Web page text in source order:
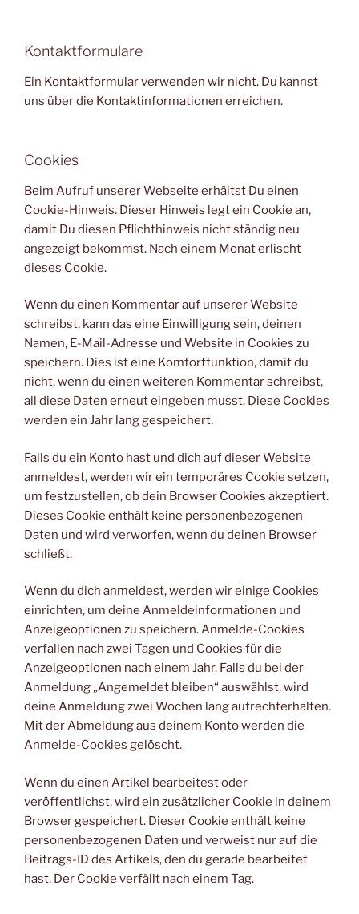
Kontaktformulare
Ein Kontaktformular verwenden wir nicht. Du kannst
uns über die Kontaktinformationen erreichen.
Cookies
Beim Aufruf unserer Webseite erhältst Du einen
Cookie-Hinweis. Dieser Hinweis legt ein Cookie an,
damit Du diesen Pflichthinweis nicht ständig neu
angezeigt bekommst. Nach einem Monat erlischt
dieses Cookie.
Wenn du einen Kommentar auf unserer Website
schreibst, kann das eine Einwilligung sein, deinen
Namen, E-Mail-Adresse und Website in Cookies zu
speichern. Dies ist eine Komfortfunktion, damit du
nicht, wenn du einen weiteren Kommentar schreibst,
all diese Daten erneut eingeben musst. Diese Cookies
werden ein Jahr lang gespeichert.
Falls du ein Konto hast und dich auf dieser Website
anmeldest, werden wir ein temporäres Cookie setzen,
um festzustellen, ob dein Browser Cookies akzeptiert.
Dieses Cookie enthält keine personenbezogenen
Daten und wird verworfen, wenn du deinen Browser
schließt.
Wenn du dich anmeldest, werden wir einige Cookies
einrichten, um deine Anmeldeinformationen und
Anzeigeoptionen zu speichern. Anmelde-Cookies
verfallen nach zwei Tagen und Cookies für die
Anzeigeoptionen nach einem Jahr. Falls du bei der
Anmeldung „Angemeldet bleiben“ auswählst, wird
deine Anmeldung zwei Wochen lang aufrechterhalten.
Mit der Abmeldung aus deinem Konto werden die
Anmelde-Cookies gelöscht.
Wenn du einen Artikel bearbeitest oder
veröffentlichst, wird ein zusätzlicher Cookie in deinem
Browser gespeichert. Dieser Cookie enthält keine
personenbezogenen Daten und verweist nur auf die
Beitrags-ID des Artikels, den du gerade bearbeitet
hast. Der Cookie verfällt nach einem Tag.